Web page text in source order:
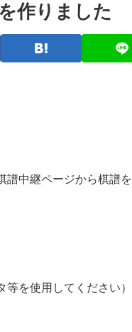
作りました
中継ページから棋譜
等を使用してください）